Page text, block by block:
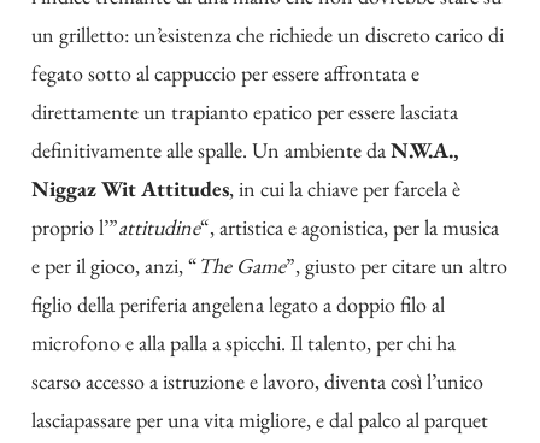
un grilletto: un’esistenza che richiede un discreto carico di
fegato sotto al cappuccio per essere affrontata e
direttamente un trapianto epatico per essere lasciata
definitivamente alle spalle. Un ambiente daN.W.A.,
Niggaz Wit Attitudes, in cui la chiave per farcela è
proprio l’”attitudine“, artistica e agonistica, per la musica
e per il gioco, anzi, “The Game”, giusto per citare un altro
figlio della periferia angelena legato a doppio filo al
microfono e alla palla a spicchi. Il talento, per chi ha
scarso accesso a istruzione e lavoro, diventa così l’unico
lasciapassare per una vita migliore, e dal palco al parquet